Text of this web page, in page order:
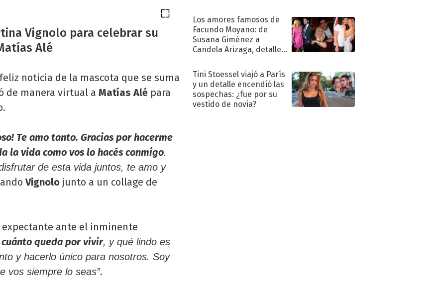
Vignolo para celebrar su
Alé
noticia de la mascota que se suma
de manera virtual a Matías Alé para
Te amo tanto. Gracias por hacerme
la vida como vos lo hacés conmigo.
de esta vida juntos, te amo y
Vignolo junto a un collage de
ante el inminente
queda por vivir, y qué lindo es
y hacerlo único para nosotros. Soy
vos siempre lo seas”.
Los amores famosos de
Facundo Moyano: de
Susana Giménez a
Candela Arizaga, detalles
sentimental
Tini Stoessel viajó a París
y un detalle encendió las
sospechas: ¿fue por su
vestido de novia?